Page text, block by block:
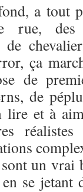
a tout
rue, des
de
ça
de
de
lire et à
sont un vrai
se jetant